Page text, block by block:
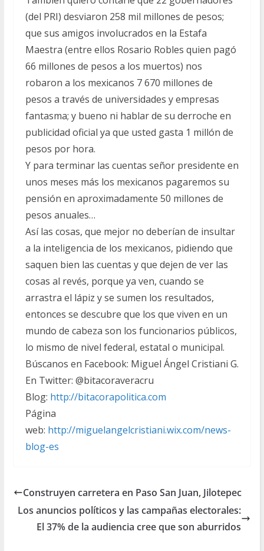
(del PRI) desviaron 258 mil millones de pesos;
que sus amigos involucrados en la Estafa
Maestra (entre ellos Rosario Robles quien pagó
66 millones de pesos a los muertos) nos
robaron a los mexicanos 7 670 millones de
pesos a través de universidades y empresas
fantasma; y bueno ni hablar de su derroche en
publicidad oficial ya que usted gasta 1 millón de
pesos por hora.
Y para terminar las cuentas señor presidente en
unos meses más los mexicanos pagaremos su
pensión en aproximadamente 50 millones de
pesos anuales…
Así las cosas, que mejor no deberían de insultar
a la inteligencia de los mexicanos, pidiendo que
saquen bien las cuentas y que dejen de ver las
cosas al revés, porque ya ven, cuando se
arrastra el lápiz y se sumen los resultados,
entonces se descubre que los que viven en un
mundo de cabeza son los funcionarios públicos,
lo mismo de nivel federal, estatal o municipal.
Búscanos en Facebook: Miguel Ángel Cristiani G.
En Twitter: @bitacoraveracru
Blog: http://bitacorapolitica.com
Página
web: http://miguelangelcristiani.wix.com/news-
blog-es
Construyen carretera en Paso San Juan, Jilotepec
Los anuncios políticos y las campañas electorales:
El 37% de la audiencia cree que son aburridos